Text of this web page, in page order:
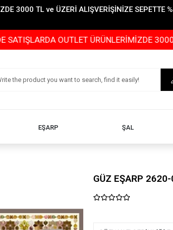
3000 TL ve ÜZERİ ALIŞVERİŞİNİZE
OUTLET ÜRÜNLERİMİZDE 3000 TL
EŞARP ŞAL
GÜZ EŞARP